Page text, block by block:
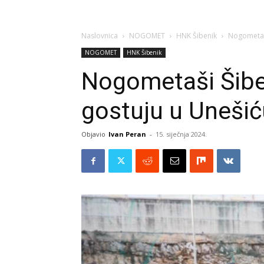
Naslovnica NOGOMET HNK Šibenik
NOGOMET HNK Šibenik
Nogometaši
gostuju u
Objavio Ivan Peran - 15. siječnja 2024.